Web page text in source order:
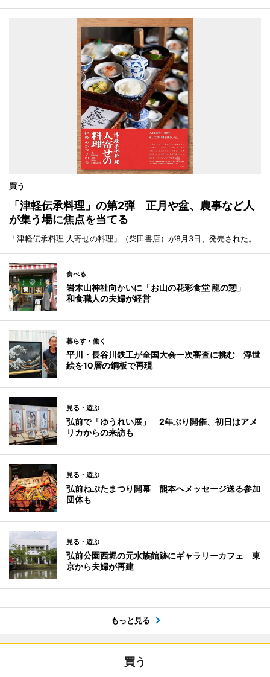
買う
「津軽伝承料理」の第2弾 正月や盆、農事など人
が集う場に焦点を当てる
「津軽伝承料理 人寄せの料理」（柴田書店）が8月3日、発売された。
食べる
岩木山神社向かいに「お山の花彩食堂 龍の憩」
和食職人の夫婦が経営
暮らす・働く
平川・長谷川鉄工が全国大会一次審査に挑む 浮世
絵を10層の鋼板で再現
見る・遊ぶ
弘前で「ゆうれい展」 2年ぶり開催、初日はアメ
リカからの来訪も
見る・遊ぶ
弘前ねぷたまつり開幕 熊本へメッセージ送る参加
団体も
見る・遊ぶ
弘前公園西堀の元水族館跡にギャラリーカフェ 東
京から夫婦が再建
もっと見る
買う